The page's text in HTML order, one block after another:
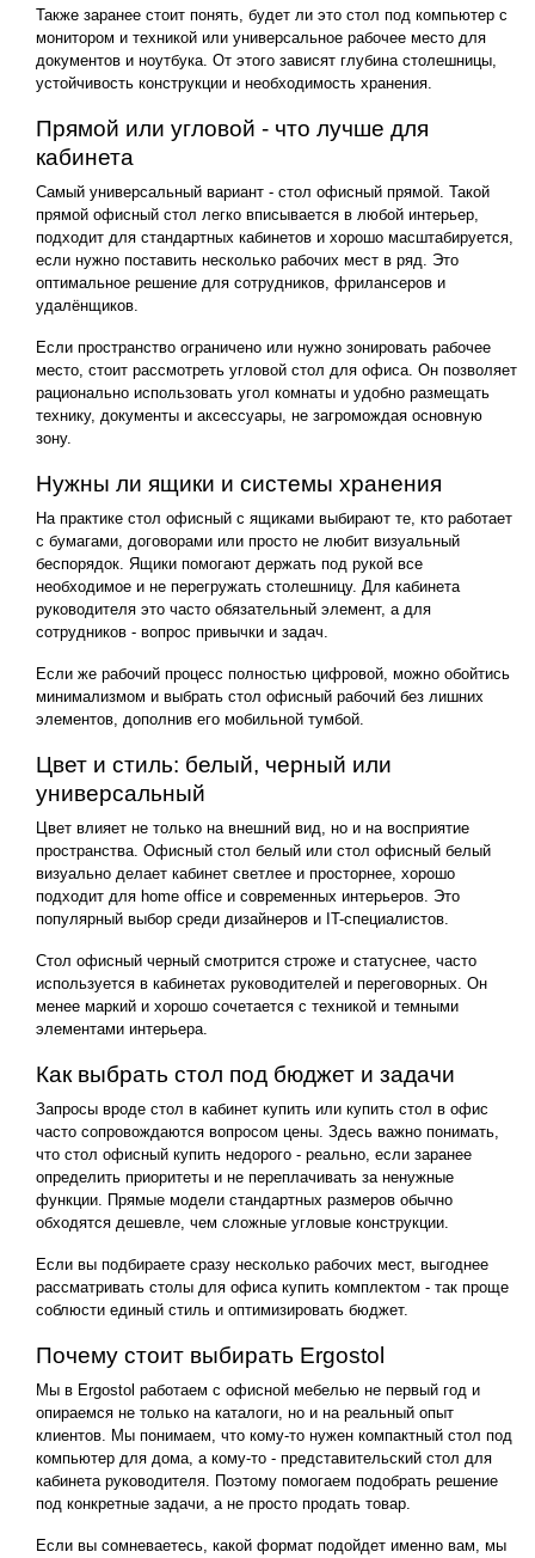
Также заранее стоит понять, будет ли это стол под компьютер с
монитором и техникой или универсальное рабочее место для
документов и ноутбука. От этого зависят глубина столешницы,
устойчивость конструкции и необходимость хранения.
Прямой или угловой - что лучше для
кабинета
Самый универсальный вариант - стол офисный прямой. Такой
прямой офисный стол легко вписывается в любой интерьер,
подходит для стандартных кабинетов и хорошо масштабируется,
если нужно поставить несколько рабочих мест в ряд. Это
оптимальное решение для сотрудников, фрилансеров и
удалёнщиков.
Если пространство ограничено или нужно зонировать рабочее
место, стоит рассмотреть угловой стол для офиса. Он позволяет
рационально использовать угол комнаты и удобно размещать
технику, документы и аксессуары, не загромождая основную
зону.
Нужны ли ящики и системы хранения
На практике стол офисный с ящиками выбирают те, кто работает
с бумагами, договорами или просто не любит визуальный
беспорядок. Ящики помогают держать под рукой все
необходимое и не перегружать столешницу. Для кабинета
руководителя это часто обязательный элемент, а для
сотрудников - вопрос привычки и задач.
Если же рабочий процесс полностью цифровой, можно обойтись
минимализмом и выбрать стол офисный рабочий без лишних
элементов, дополнив его мобильной тумбой.
Цвет и стиль: белый, черный или
универсальный
Цвет влияет не только на внешний вид, но и на восприятие
пространства. Офисный стол белый или стол офисный белый
визуально делает кабинет светлее и просторнее, хорошо
подходит для home office и современных интерьеров. Это
популярный выбор среди дизайнеров и IT-специалистов.
Стол офисный черный смотрится строже и статуснее, часто
используется в кабинетах руководителей и переговорных. Он
менее маркий и хорошо сочетается с техникой и темными
элементами интерьера.
Как выбрать стол под бюджет и задачи
Запросы вроде стол в кабинет купить или купить стол в офис
часто сопровождаются вопросом цены. Здесь важно понимать,
что стол офисный купить недорого - реально, если заранее
определить приоритеты и не переплачивать за ненужные
функции. Прямые модели стандартных размеров обычно
обходятся дешевле, чем сложные угловые конструкции.
Если вы подбираете сразу несколько рабочих мест, выгоднее
рассматривать столы для офиса купить комплектом - так проще
соблюсти единый стиль и оптимизировать бюджет.
Почему стоит выбирать Ergostol
Мы в Ergostol работаем с офисной мебелью не первый год и
опираемся не только на каталоги, но и на реальный опыт
клиентов. Мы понимаем, что кому-то нужен компактный стол под
компьютер для дома, а кому-то - представительский стол для
кабинета руководителя. Поэтому помогаем подобрать решение
под конкретные задачи, а не просто продать товар.
Если вы сомневаетесь, какой формат подойдет именно вам, мы